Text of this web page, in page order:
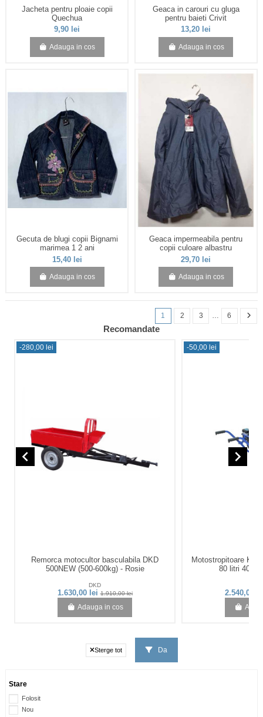
Jacheta pentru ploaie copii
Quechua
9,90 lei
Adauga in cos
Geaca in carouri cu gluga
pentru baieti Crivit
13,20 lei
Adauga in cos
Gecuta de blugi copii Bignami
marimea 1 2 ani
15,40 lei
Adauga in cos
Geaca impermeabila pentru
copii culoare albastru
29,70 lei
Adauga in cos
1 2 3 … 6
Recomandate
-280,00 lei
Remorca motocultor basculabila DKD
500NEW (500-600kg) - Rosie
DKD
1.630,00 lei1.910,00 lei
Adauga in cos
-50,00 lei
Motostropitoare
80 litri 40
2.540,00
navigate_before navigate_next
Sterge tot Da
Stare
Folosit
Nou